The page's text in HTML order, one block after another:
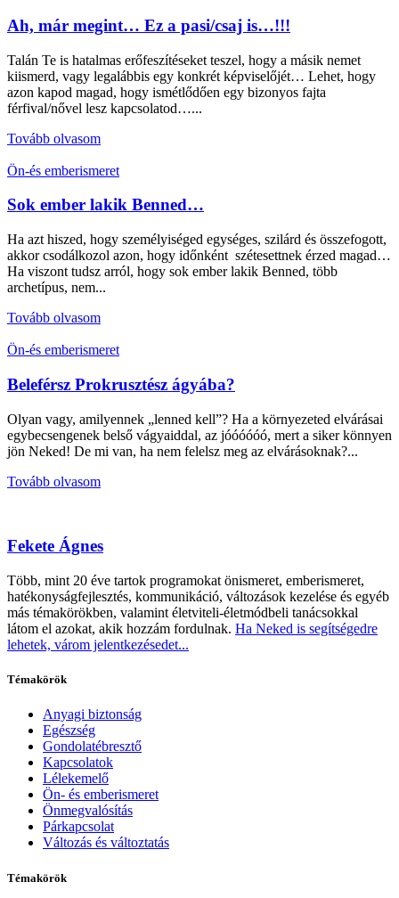
Ah, már megint… Ez a pasi/csaj is…!!!
Talán Te is hatalmas erőfeszítéseket teszel, hogy a másik nemet
kiismerd, vagy legalábbis egy konkrét képviselőjét… Lehet, hogy
azon kapod magad, hogy ismétlődően egy bizonyos fajta
férfival/nővel lesz kapcsolatod…...
Tovább olvasom
Ön-és emberismeret
Sok ember lakik Benned…
Ha azt hiszed, hogy személyiséged egységes, szilárd és összefogott,
akkor csodálkozol azon, hogy időnként szétesettnek érzed magad…
Ha viszont tudsz arról, hogy sok ember lakik Benned, több
archetípus, nem...
Tovább olvasom
Ön-és emberismeret
Beleférsz Prokrusztész ágyába?
Olyan vagy, amilyennek „lenned kell”? Ha a környezeted elvárásai
egybecsengenek belső vágyaiddal, az jóóóóóó, mert a siker könnyen
jön Neked! De mi van, ha nem felelsz meg az elvárásoknak?...
Tovább olvasom
Fekete Ágnes
Több, mint 20 éve tartok programokat önismeret, emberismeret,
hatékonyságfejlesztés, kommunikáció, változások kezelése és egyéb
más témakörökben, valamint életviteli-életmódbeli tanácsokkal
látom el azokat, akik hozzám fordulnak. Ha Neked is segítségedre
lehetek, várom jelentkezésedet...
Témakörök
Anyagi biztonság
Egészség
Gondolatébresztő
Kapcsolatok
Lélekemelő
Ön- és emberismeret
Önmegvalósítás
Párkapcsolat
Változás és változtatás
Témakörök